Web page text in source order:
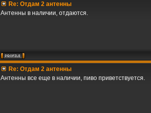
Re: Отдам 2 антенны
Антенны в наличии, отдаются.
Re: Отдам 2 антенны
Антенны все еще в наличии, пиво приветствуется.